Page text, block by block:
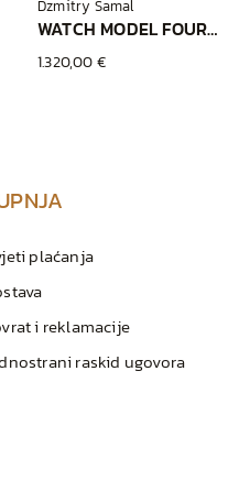
Dzmitry Samal
WATCH MODEL FOUR LIMITED GREEN
1.320,00 €
plaćanja
i reklamacije
raskid ugovora